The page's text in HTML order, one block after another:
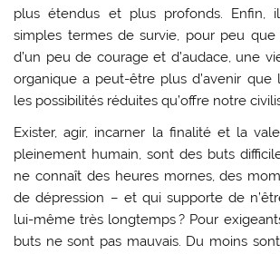
plus étendus et plus profonds. Enfin,
simples termes de survie, pour peu que
d’un peu de courage et d’audace, une
organique a peut-être plus d’avenir
les possibilités réduites qu’offre notre
Exister, agir, incarner la finalité et la
pleinement humain, sont des buts
ne connaît des heures mornes, des
de dépression – et qui supporte de
lui-même très longtemps ? Pour
buts ne sont pas mauvais. Du moins